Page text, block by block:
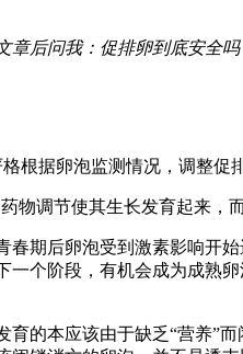
后问我：促排卵到底安全
据卵泡监测情况，调整促
物调节使其生长发育起来，
期后卵泡受到激素影响开
个阶段，有机会成为成熟
的本应该由于缺乏“营养”